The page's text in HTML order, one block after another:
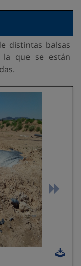
distintas balsas
que se están